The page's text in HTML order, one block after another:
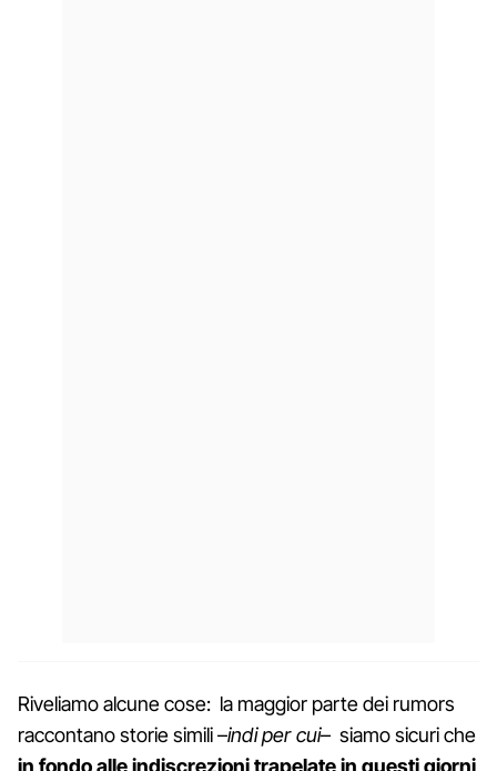
Riveliamo alcune cose: la maggior parte dei rumors
raccontano storie simili –indi per cui– siamo sicuri che
in fondo alle indiscrezioni trapelate in questi giorni